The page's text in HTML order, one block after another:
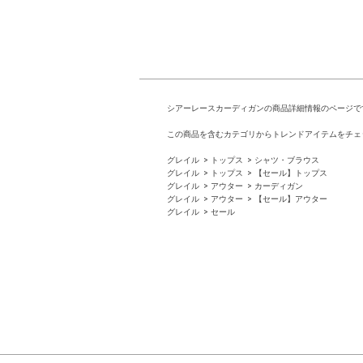
シアーレースカーディガンの商品詳細情報のページで
この商品を含むカテゴリからトレンドアイテムをチェ
グレイル トップス
シャツ・ブラウス
グレイル
トップス
【セール】トップス
グレイル
アウター
カーディガン
グレイル
アウター
【セール】アウター
グレイル
セール